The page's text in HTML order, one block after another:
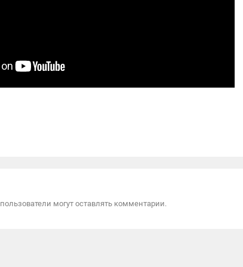
пользователи могут оставлять комментарии.